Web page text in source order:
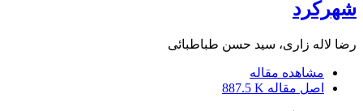
شهرکرد
رضا لاله زاری، سید حسن طباطبائی
مشاهده مقاله
اصل مقاله 887.5 K